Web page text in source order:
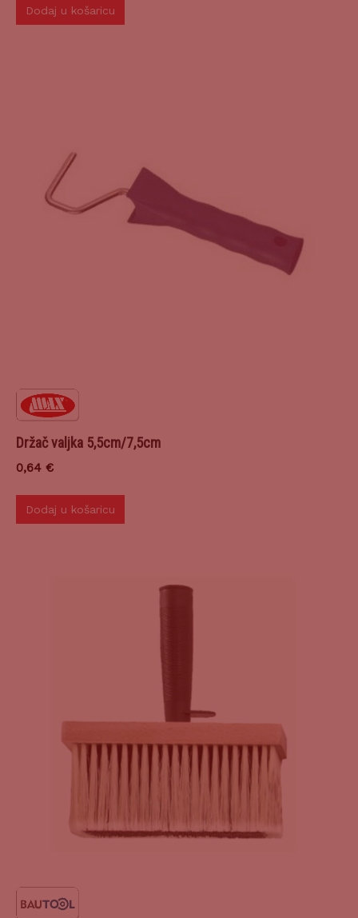
Dodaj u košaricu
Držač valjka 5,5cm/7,5cm
0,64 €
Dodaj u košaricu